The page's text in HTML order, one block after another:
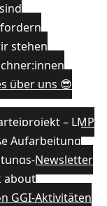
stehen
über uns 😎
– LMP
Aufarbeitung
Newsletter
about
GGI-Aktivitäten